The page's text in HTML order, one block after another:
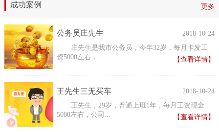
成功案例 更多
公务员庄先生
2018-10-24
庄先生是我市公务员，今年32岁，每月卡发工
资5000左右，...
【查看详情】
王先生三无买车
2018-10-24
王先生，29岁，普通上班1年，每月工资现金
5000左右，公司...
【查看详情】